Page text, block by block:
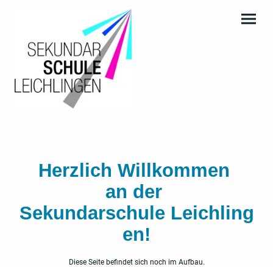
Herzlich Willkommen
an der
Sekundarschule Leichling
en!
Diese Seite befindet sich noch im Aufbau.